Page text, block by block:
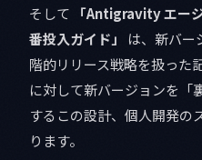
そして
「Antigravity エー
番投入ガイド」
は、新バー
階的リリース戦略を扱った
に対して新バージョンを「
するこの設計、個人開発の
ります。